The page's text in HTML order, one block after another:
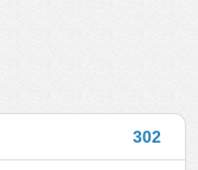
302